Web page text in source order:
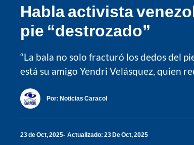
Habla activista
pie “destrozado”
“La bala no solo fracturó los dedos del
está su amigo Yendri Velásquez, quien
Por: Noticias Caracol
23 de Oct, 2025 Actualizado: 23 De Oct, 2025